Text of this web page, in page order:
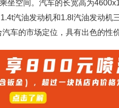
坐空间。汽车的长宽高为
汽油发动机和1.8l汽油发动机
车的市场定位，具有出色的性价